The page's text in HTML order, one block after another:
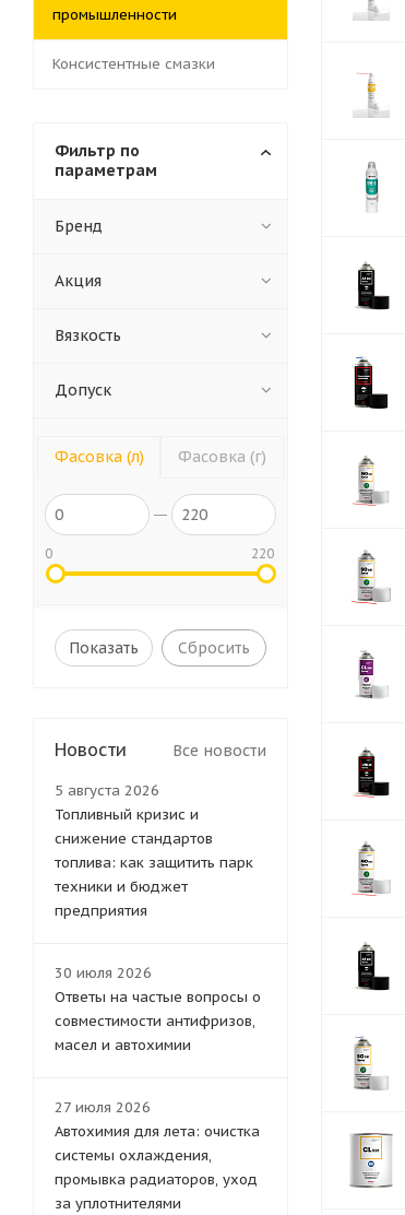
промышленности
Консистентные смазки
Фильтр по
параметрам
Бренд
Акция
Вязкость
Допуск
Фасовка (л)
0 220
Фасовка (г)
Сбросить
Новости Все новости
5 августа 2026
Топливный кризис и
снижение стандартов
топлива: как защитить парк
техники и бюджет
предприятия
30 июля 2026
Ответы на частые вопросы о
совместимости антифризов,
масел и автохимии
27 июля 2026
Автохимия для лета: очистка
системы охлаждения,
промывка радиаторов, уход
за уплотнителями